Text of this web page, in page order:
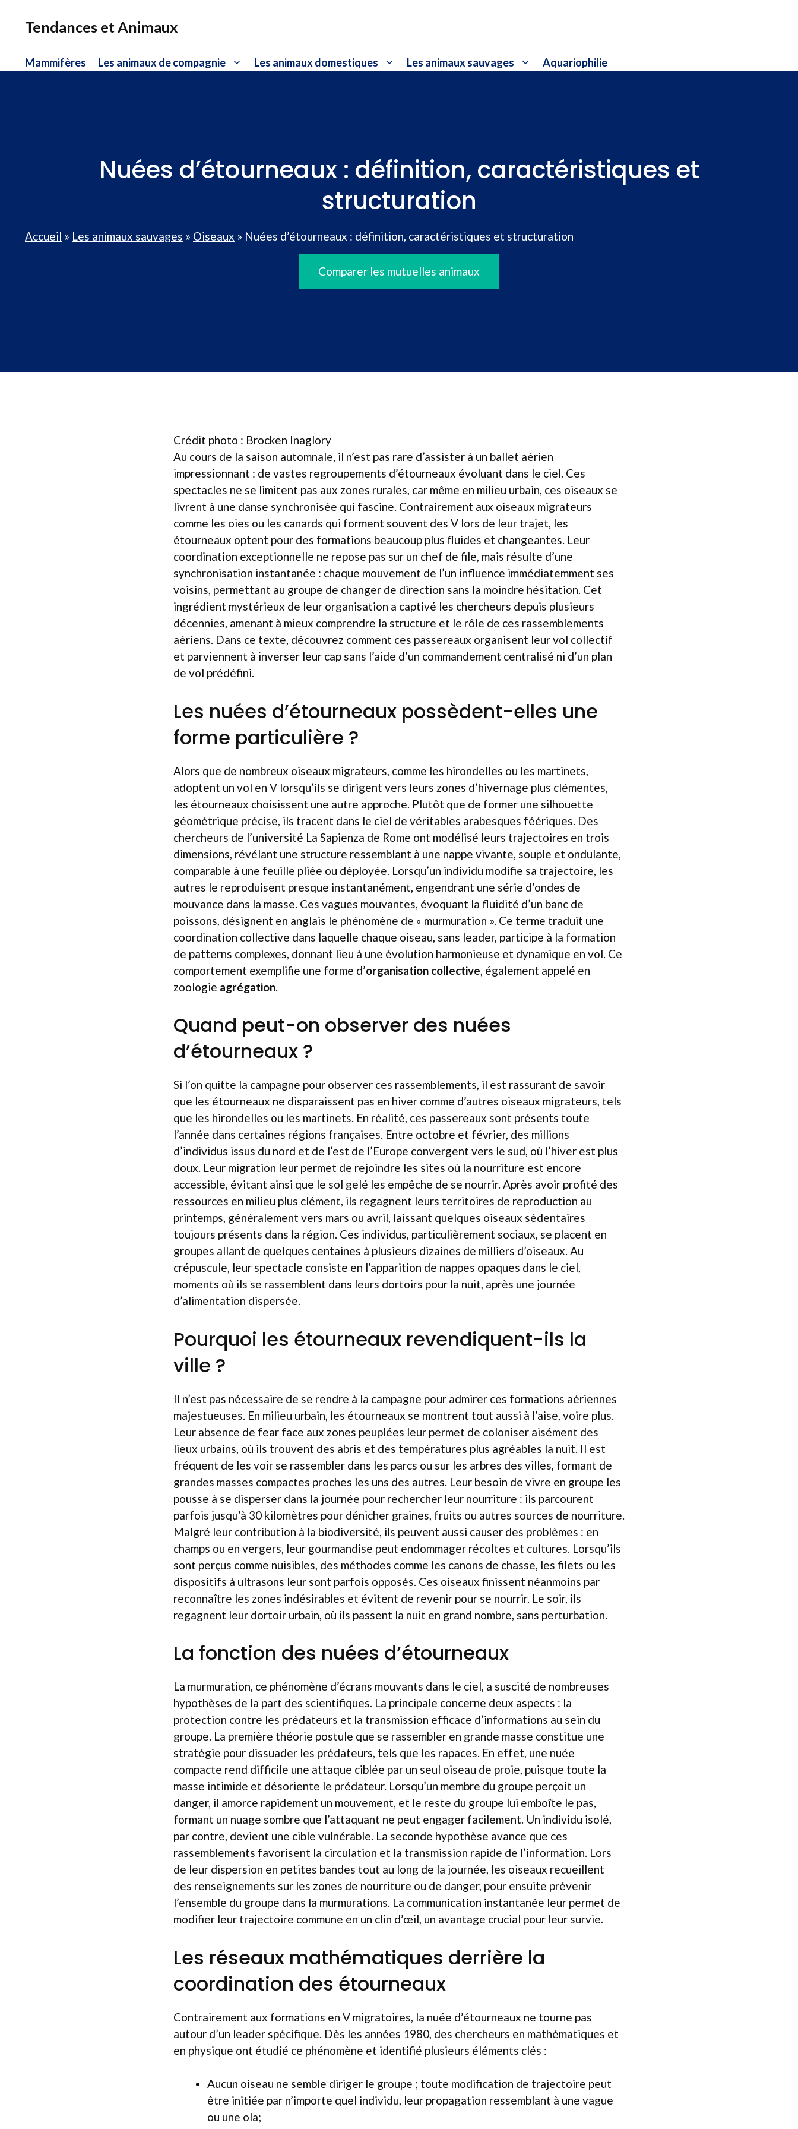
Tendances et Animaux
Mammifères Les animaux de compagnie Les animaux domestiques Les animaux sauvages Aquariophilie
Nuées d’étourneaux : définition, caractéristiques et
structuration
Accueil » Les animaux sauvages » Oiseaux » Nuées d’étourneaux : définition, caractéristiques et structuration
Comparer les mutuelles animaux
Crédit photo : Brocken Inaglory
Au cours de la saison automnale, il n’est pas rare d’assister à un ballet aérien
impressionnant : de vastes regroupements d’étourneaux évoluant dans le ciel. Ces
spectacles ne se limitent pas aux zones rurales, car même en milieu urbain, ces oiseaux se
livrent à une danse synchronisée qui fascine. Contrairement aux oiseaux migrateurs
comme les oies ou les canards qui forment souvent des V lors de leur trajet, les
étourneaux optent pour des formations beaucoup plus fluides et changeantes. Leur
coordination exceptionnelle ne repose pas sur un chef de file, mais résulte d’une
synchronisation instantanée : chaque mouvement de l’un influence immédiatemment ses
voisins, permettant au groupe de changer de direction sans la moindre hésitation. Cet
ingrédient mystérieux de leur organisation a captivé les chercheurs depuis plusieurs
décennies, amenant à mieux comprendre la structure et le rôle de ces rassemblements
aériens. Dans ce texte, découvrez comment ces passereaux organisent leur vol collectif
et parviennent à inverser leur cap sans l’aide d’un commandement centralisé ni d’un plan
de vol prédéfini.
Les nuées d’étourneaux possèdent-elles une
forme particulière ?
Alors que de nombreux oiseaux migrateurs, comme les hirondelles ou les martinets,
adoptent un vol en V lorsqu’ils se dirigent vers leurs zones d’hivernage plus clémentes,
les étourneaux choisissent une autre approche. Plutôt que de former une silhouette
géométrique précise, ils tracent dans le ciel de véritables arabesques féériques. Des
chercheurs de l’université La Sapienza de Rome ont modélisé leurs trajectoires en trois
dimensions, révélant une structure ressemblant à une nappe vivante, souple et ondulante,
comparable à une feuille pliée ou déployée. Lorsqu’un individu modifie sa trajectoire, les
autres le reproduisent presque instantanément, engendrant une série d’ondes de
mouvance dans la masse. Ces vagues mouvantes, évoquant la fluidité d’un banc de
poissons, désignent en anglais le phénomène de « murmuration ». Ce terme traduit une
coordination collective dans laquelle chaque oiseau, sans leader, participe à la formation
de patterns complexes, donnant lieu à une évolution harmonieuse et dynamique en vol. Ce
comportement exemplifie une forme d’organisation collective , également appelé en
zoologie agrégation
Quand peut-on observer des nuées
d’étourneaux ?
Si l’on quitte la campagne pour observer ces rassemblements, il est rassurant de savoir
que les étourneaux ne disparaissent pas en hiver comme d’autres oiseaux migrateurs, tels
que les hirondelles ou les martinets. En réalité, ces passereaux sont présents toute
l’année dans certaines régions françaises. Entre octobre et février, des millions
d’individus issus du nord et de l’est de l’Europe convergent vers le sud, où l’hiver est plus
doux. Leur migration leur permet de rejoindre les sites où la nourriture est encore
accessible, évitant ainsi que le sol gelé les empêche de se nourrir. Après avoir profité des
ressources en milieu plus clément, ils regagnent leurs territoires de reproduction au
printemps, généralement vers mars ou avril, laissant quelques oiseaux sédentaires
toujours présents dans la région. Ces individus, particulièrement sociaux, se placent en
groupes allant de quelques centaines à plusieurs dizaines de milliers d’oiseaux. Au
crépuscule, leur spectacle consiste en l’apparition de nappes opaques dans le ciel,
moments où ils se rassemblent dans leurs dortoirs pour la nuit, après une journée
d’alimentation dispersée.
Pourquoi les étourneaux revendiquent-ils la
ville ?
Il n’est pas nécessaire de se rendre à la campagne pour admirer ces formations aériennes
majestueuses. En milieu urbain, les étourneaux se montrent tout aussi à l’aise, voire plus.
Leur absence de fear face aux zones peuplées leur permet de coloniser aisément des
lieux urbains, où ils trouvent des abris et des températures plus agréables la nuit. Il est
fréquent de les voir se rassembler dans les parcs ou sur les arbres des villes, formant de
grandes masses compactes proches les uns des autres. Leur besoin de vivre en groupe les
pousse à se disperser dans la journée pour rechercher leur nourriture : ils parcourent
parfois jusqu’à 30 kilomètres pour dénicher graines, fruits ou autres sources de nourriture.
Malgré leur contribution à la biodiversité, ils peuvent aussi causer des problèmes : en
champs ou en vergers, leur gourmandise peut endommager récoltes et cultures. Lorsqu’ils
sont perçus comme nuisibles, des méthodes comme les canons de chasse, les filets ou les
dispositifs à ultrasons leur sont parfois opposés. Ces oiseaux finissent néanmoins par
reconnaître les zones indésirables et évitent de revenir pour se nourrir. Le soir, ils
regagnent leur dortoir urbain, où ils passent la nuit en grand nombre, sans perturbation.
La fonction des nuées d’étourneaux
La murmuration, ce phénomène d’écrans mouvants dans le ciel, a suscité de nombreuses
hypothèses de la part des scientifiques. La principale concerne deux aspects : la
protection contre les prédateurs et la transmission efficace d’informations au sein du
groupe. La première théorie postule que se rassembler en grande masse constitue une
stratégie pour dissuader les prédateurs, tels que les rapaces. En effet, une nuée
compacte rend difficile une attaque ciblée par un seul oiseau de proie, puisque toute la
masse intimide et désoriente le prédateur. Lorsqu’un membre du groupe perçoit un
danger, il amorce rapidement un mouvement, et le reste du groupe lui emboîte le pas,
formant un nuage sombre que l’attaquant ne peut engager facilement. Un individu isolé,
par contre, devient une cible vulnérable. La seconde hypothèse avance que ces
rassemblements favorisent la circulation et la transmission rapide de l’information. Lors
de leur dispersion en petites bandes tout au long de la journée, les oiseaux recueillent
des renseignements sur les zones de nourriture ou de danger, pour ensuite prévenir
l’ensemble du groupe dans la murmurations. La communication instantanée leur permet de
modifier leur trajectoire commune en un clin d’œil, un avantage crucial pour leur survie.
Les réseaux mathématiques derrière la
coordination des étourneaux
Contrairement aux formations en V migratoires, la nuée d’étourneaux ne tourne pas
autour d’un leader spécifique. Dès les années 1980, des chercheurs en mathématiques et
en physique ont étudié ce phénomène et identifié plusieurs éléments clés :
Aucun oiseau ne semble diriger le groupe ; toute modification de trajectoire peut
être initiée par n’importe quel individu, leur propagation ressemblant à une vague
ou une ola;